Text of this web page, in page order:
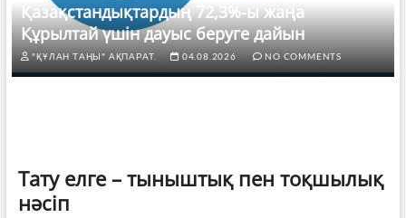
Қазақстандықтардың 72,3%-ы жаңа
Құрылтай үшін дауыс беруге дайын
"ҚҰЛАН ТАҢЫ" АҚПАРАТ. 04.08.2026 NO COMMENTS
Тату елге – тыныштық пен тоқшылық
нәсіп